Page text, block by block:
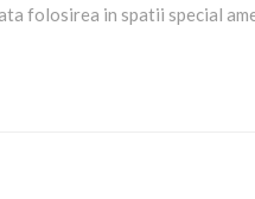
folosirea in spatii special